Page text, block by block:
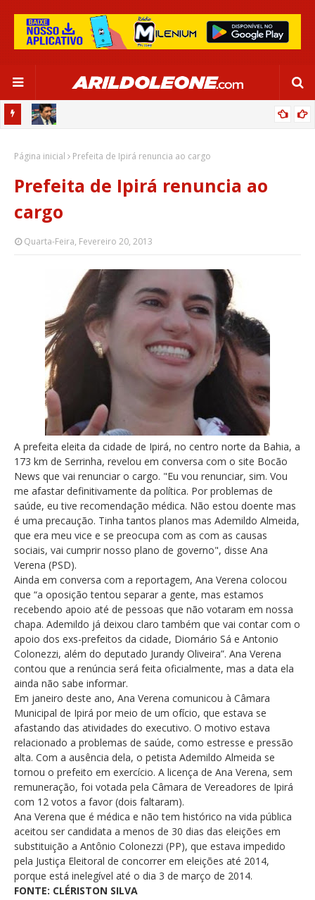
“SATISFAÇÃO MUITO GRANDE”
Página inicial Prefeita de Ipirá renuncia ao cargo
Prefeita de Ipirá renuncia ao
cargo
Quarta-Feira, Fevereiro 20, 2013
A prefeita eleita da cidade de Ipirá, no centro norte da Bahia, a
173 km de Serrinha, revelou em conversa com o site Bocão
News que vai renunciar o cargo. "Eu vou renunciar, sim. Vou
me afastar definitivamente da política. Por problemas de
saúde, eu tive recomendação médica. Não estou doente mas
é uma precaução. Tinha tantos planos mas Ademildo Almeida,
que era meu vice e se preocupa com as com as causas
sociais, vai cumprir nosso plano de governo", disse Ana
Verena (PSD).
Ainda em conversa com a reportagem, Ana Verena colocou
que “a oposição tentou separar a gente, mas estamos
recebendo apoio até de pessoas que não votaram em nossa
chapa. Ademildo já deixou claro também que vai contar com o
apoio dos exs-prefeitos da cidade, Diomário Sá e Antonio
Colonezzi, além do deputado Jurandy Oliveira”. Ana Verena
contou que a renúncia será feita oficialmente, mas a data ela
ainda não sabe informar.
Em janeiro deste ano, Ana Verena comunicou à Câmara
Municipal de Ipirá por meio de um ofício, que estava se
afastando das atividades do executivo. O motivo estava
relacionado a problemas de saúde, como estresse e pressão
alta. Com a ausência dela, o petista Ademildo Almeida se
tornou o prefeito em exercício. A licença de Ana Verena, sem
remuneração, foi votada pela Câmara de Vereadores de Ipirá
com 12 votos a favor (dois faltaram).
Ana Verena que é médica e não tem histórico na vida pública
aceitou ser candidata a menos de 30 dias das eleições em
substituição a Antônio Colonezzi (PP), que estava impedido
pela Justiça Eleitoral de concorrer em eleições até 2014,
porque está inelegível até o dia 3 de março de 2014.
FONTE: CLÉRISTON SILVA